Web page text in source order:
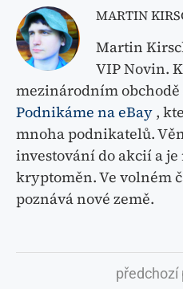
MARTIN
Martin
VIP Novin.
mezinárodním
Podnikáme na eBay ,
mnoha podnikatelů.
investování do akcií a
kryptoměn. Ve volném
poznává nové země.
předchozí